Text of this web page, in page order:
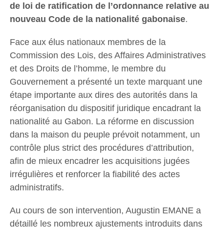
de loi de ratification de l’ordonnance relative au
nouveau Code de la nationalité gabonaise.
Face aux élus nationaux membres de la
Commission des Lois, des Affaires Administratives
et des Droits de l’homme, le membre du
Gouvernement a présenté un texte marquant une
étape importante aux dires des autorités dans la
réorganisation du dispositif juridique encadrant la
nationalité au Gabon. La réforme en discussion
dans la maison du peuple prévoit notamment, un
contrôle plus strict des procédures d’attribution,
afin de mieux encadrer les acquisitions jugées
irrégulières et renforcer la fiabilité des actes
administratifs.
Au cours de son intervention, Augustin EMANE a
détaillé les nombreux ajustements introduits dans